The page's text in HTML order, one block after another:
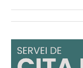
vital del Bruixot…